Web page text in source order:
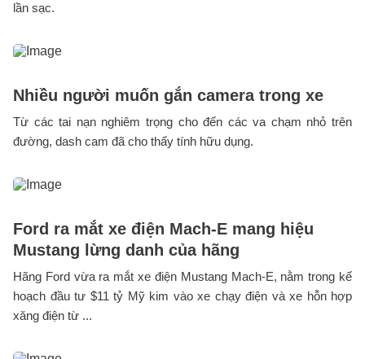
lần sạc.
Nhiều người muốn gắn camera trong xe
Từ các tai nạn nghiêm trọng cho đến các va chạm nhỏ trên
đường, dash cam đã cho thấy tính hữu dụng.
Ford ra mắt xe điện Mach-E mang hiệu
Mustang lừng danh của hãng
Hãng Ford vừa ra mắt xe điện Mustang Mach-E, nằm trong kế
hoạch đầu tư $11 tỷ Mỹ kim vào xe chạy điện và xe hỗn hợp
xăng điện từ ...